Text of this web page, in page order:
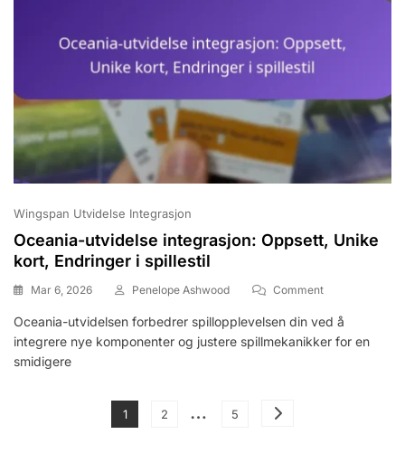
Wingspan Utvidelse Integrasjon
Oceania-utvidelse integrasjon: Oppsett, Unike
kort, Endringer i spillestil
Mar 6, 2026 Penelope Ashwood CommentOn
Utvidelse
Integrasjon:
Oceania-utvidelsen forbedrer spillopplevelsen din ved å
integrere nye komponenter og justere spillmekanikker for en
smidigere
Posts
Page
1 Page
2 … Page
5